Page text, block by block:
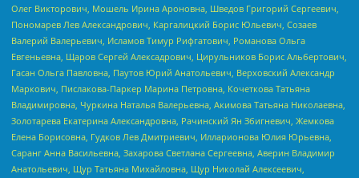
Олег Викторович, Мошель Ирина Ароновна, Шведов Григорий Сергеевич,
Пономарев Лев Александрович, Каргалицкий Борис Юльевич, Созаев
Валерий Валерьевич, Исламов Тимур Рифгатович, Романова Ольга
Евгеньевна, Щаров Сергей Алексадрович, Цирульников Борис Альбертович,
Гасан Ольга Павловна, Паутов Юрий Анатольевич, Верховский Александр
Маркович, Пислакова-Паркер Марина Петровна, Кочеткова Татьяна
Владимировна, Чуркина Наталья Валерьевна, Акимова Татьяна Николаевна,
Золотарева Екатерина Александровна, Рачинский Ян Збигневич, Жемкова
Елена Борисовна, Гудков Лев Дмитриевич, Илларионова Юлия Юрьевна,
Саранг Анна Васильевна, Захарова Светлана Сергеевна, Аверин Владимир
Анатольевич, Щур Татьяна Михайловна, Щур Николай Алексеевич,